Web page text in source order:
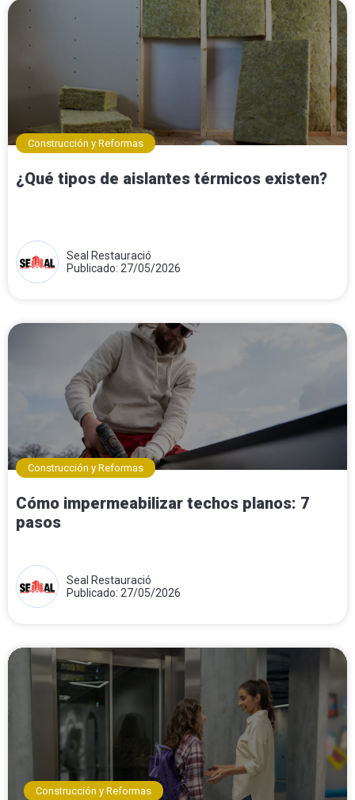
Construcción y Reformas
¿Qué tipos de aislantes térmicos existen?
Seal Restauració
Publicado: 27/05/2026
Construcción y Reformas
Cómo impermeabilizar techos planos: 7
pasos
Seal Restauració
Publicado: 27/05/2026
Construcción y Reformas